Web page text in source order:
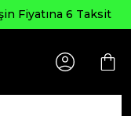
Fiyatına 6 Taksit